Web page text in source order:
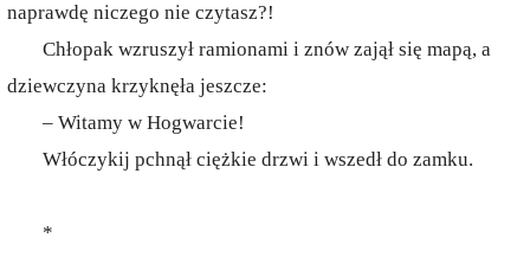
naprawdę niczego nie czytasz?!
Chłopak wzruszył ramionami i znów zajął się mapą, a
dziewczyna krzyknęła jeszcze:
– Witamy w Hogwarcie!
Włóczykij pchnął ciężkie drzwi i wszedł do zamku.
*